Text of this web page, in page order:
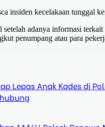
insiden kecelakaan tunggal
adanya informasi
penumpang atau para
Lepas Anak Kades di